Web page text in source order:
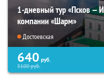
1-дневный тур «Псков —
компании «Шарм»
Достоевская
640 руб.
5100руб.